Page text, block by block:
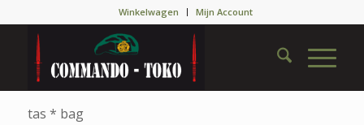
Winkelwagen Mijn Account
tas * bag